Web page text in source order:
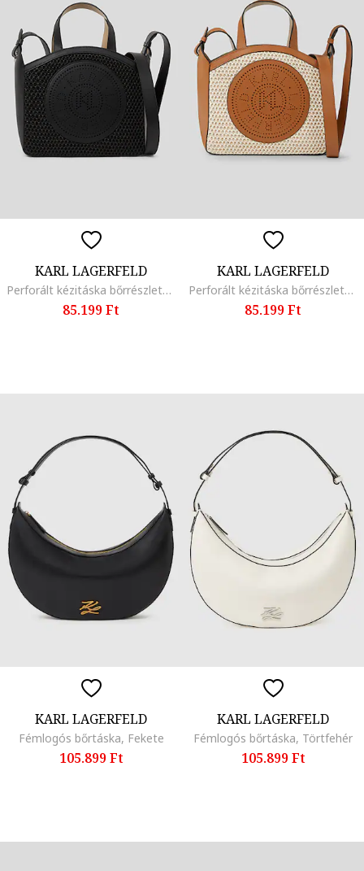
KARL LAGERFELD
Perforált kézitáska bőrrészletekkel, Fekete
85.199 Ft
KARL LAGERFELD
Perforált kézitáska bőrrészletekkel, Fahéjbarna/Bézs
85.199 Ft
KARL LAGERFELD
Fémlogós bőrtáska, Fekete
105.899 Ft
KARL LAGERFELD
Fémlogós bőrtáska, Törtfehér
105.899 Ft